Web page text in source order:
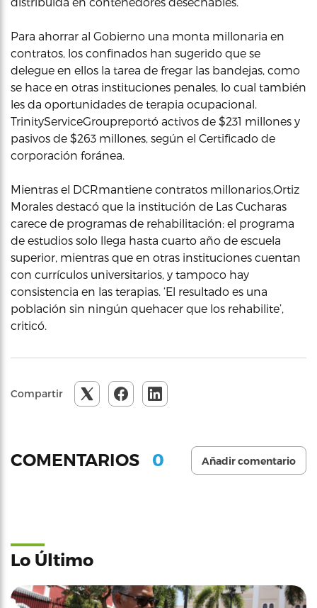
Para ahorrar al Gobierno una monta millonaria en
contratos, los confinados han sugerido que se
delegue en ellos la tarea de fregar las bandejas, como
se hace en otras instituciones penales, lo cual también
les da oportunidades de terapia ocupacional.
TrinityServiceGroupreportó activos de $231 millones y
pasivos de $263 millones, según el Certificado de
corporación foránea.
Mientras el DCRmantiene contratos millonarios,Ortiz
Morales destacó que la institución de Las Cucharas
carece de programas de rehabilitación: el programa
de estudios solo llega hasta cuarto año de escuela
superior, mientras que en otras instituciones cuentan
con currículos universitarios, y tampoco hay
consistencia en las terapias. ‘El resultado es una
población sin ningún quehacer que los rehabilite’,
criticó.
Compartir
COMENTARIOS 0 Añadir comentario
Lo Último